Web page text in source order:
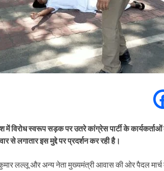
में विरोध स्‍वरूप सड़क पर उतरे कांग्रेस पार्टी के
से लगातार इस मुद्दे पर प्रदर्शन कर रही है।
लल्‍लू और अन्‍य नेता मुख्‍यमंत्री आवास की ओर पैदल